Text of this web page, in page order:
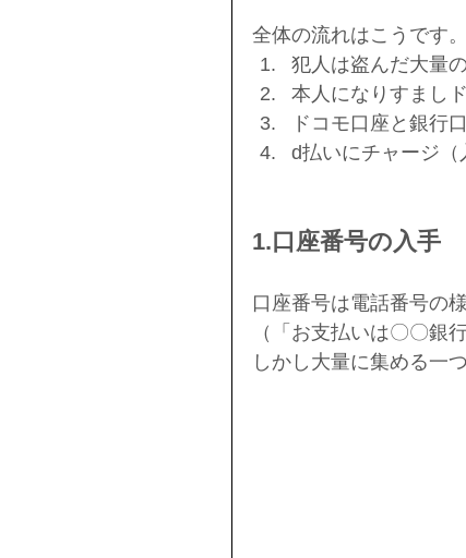
全体の流れはこうです。
犯人は盗んだ大量
本人になりすまし
ドコモ口座と銀行
d払いにチャージ
1.口座番号の入手
口座番号は電話番号の
（「お支払いは〇〇銀
しかし大量に集める一